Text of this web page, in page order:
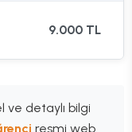
9.000 TL
ve detaylı bilgi
resmi web